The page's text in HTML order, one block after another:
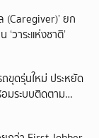
(Caregiver)’ ยก
‘วาระแห่งชาติ’
ขุดรุ่นใหม่ ประหยัด
มระบบติดตาม